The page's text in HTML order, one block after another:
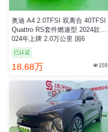
奥迪 A4 2.0TFSI 双离合 40TFSI
Quattro RS套件燃速型 2024款 2
024年上牌 2.0万公里 国6
已认证
18.68万 159